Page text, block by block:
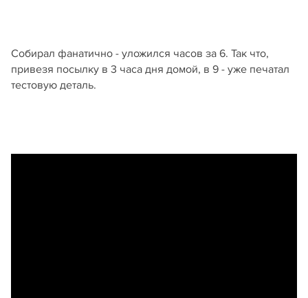
Собирал фанатично - уложился часов за 6. Так что,
привезя посылку в 3 часа дня домой, в 9 - уже печатал
тестовую деталь.